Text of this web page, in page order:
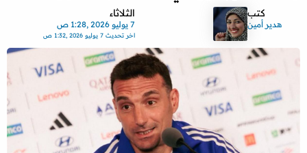
كتب
هدير أمين
الثلاثاء
7 يوليو 2026 ,1:28 ص
اخر تحديث7 يوليو 2026 ,1:32 ص